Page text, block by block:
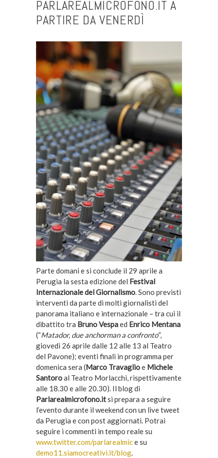
PARLAREALMICROFONO.IT A
PARTIRE DA VENERDÌ
Parte domani e si conclude il 29 aprile a
Perugia la sesta edizione del Festival
Internazionale del Giornalismo. Sono previsti
interventi da parte di molti giornalisti del
panorama italiano e internazionale – tra cui il
dibattito tra Bruno Vespaed Enrico Mentana
(“Matador, due anchorman a confronto“,
giovedì 26 aprile dalle 12 alle 13 al Teatro
del Pavone); eventi finali in programma per
domenica sera (Marco Travaglioe Michele
Santoroal Teatro Morlacchi, rispettivamente
alle 18.30 e alle 20.30). Il blog di
Parlarealmicrofono.itsi prepara a seguire
l’evento durante il weekend con un live tweet
da Perugia e con post aggiornati. Potrai
seguire i commenti in tempo reale su
www.twitter.com/parlarealmice su
demo11.siamocreativi.it/blog.